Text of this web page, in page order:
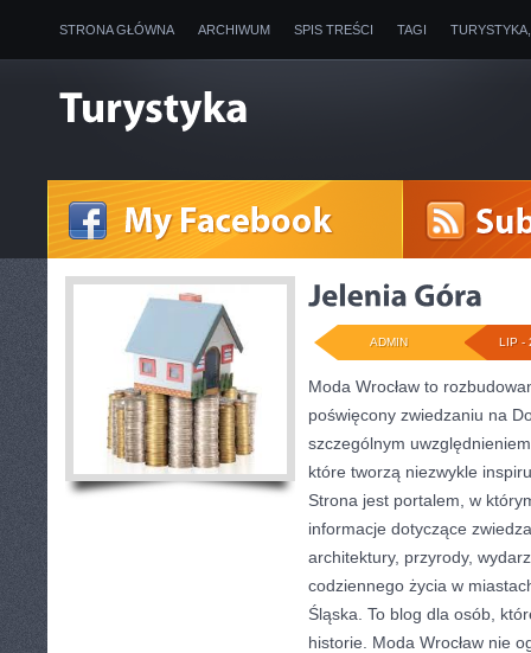
STRONA GŁÓWNA ARCHIWUM SPIS TREŚCI TAGI
LIP -
ADMIN
Moda Wrocław to
poświęcony zwiedzaniu na
szczególnym
które tworzą niezwykle
Strona jest portalem, w
informacje dotyczące
architektury, przyrody,
codziennego życia w
Śląska. To blog dla osób,
historie. Moda Wrocław nie